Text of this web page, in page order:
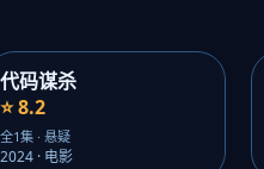
代码谋杀
⭐ 8.2
全1集 · 悬疑
2024 · 电影